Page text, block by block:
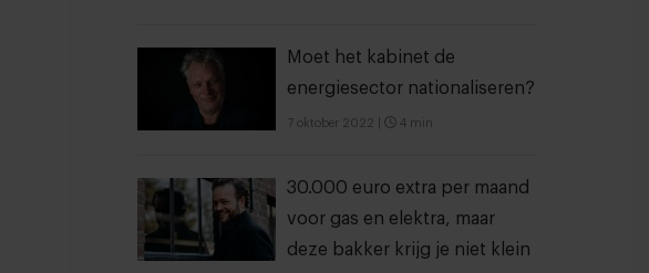
Moet het kabinet de
energiesector nationaliseren?
7 oktober 2022 4 min
30.000 euro extra per maand
voor gas en elektra, maar
deze bakker krijg je niet klein